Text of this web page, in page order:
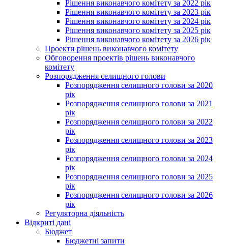
Рішення виконавчого комітету за 2022 рік
Рішення виконавчого комітету за 2023 рік
Рішення виконавчого комітету за 2024 рік
Рішення виконавчого комітету за 2025 рік
Рішення виконавчого комітету за 2026 рік
Проекти рішень виконавчого комітету
Обговорення проектів рішень виконавчого
комітету
Розпорядження селищного голови
Розпорядження селищного голови за 2020
рік
Розпорядження селищного голови за 2021
рік
Розпорядження селищного голови за 2022
рік
Розпорядження селищного голови за 2023
рік
Розпорядження селищного голови за 2024
рік
Розпорядження селищного голови за 2025
рік
Розпорядження селищного голови за 2026
рік
Регуляторна діяльність
Відкриті дані
Бюджет
Бюджетні запити